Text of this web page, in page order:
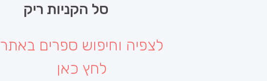
סל הקניות ריק
לצפיה וחיפוש ספרים באתר
לחץ כאן